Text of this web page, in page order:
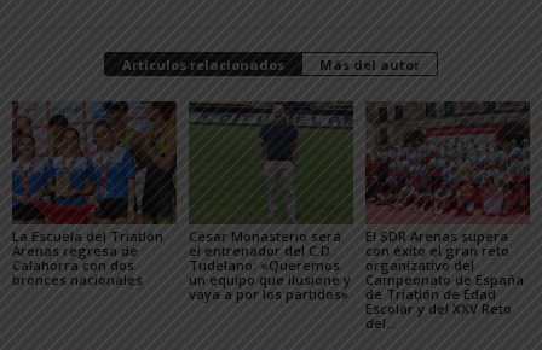
Artículos relacionados Más del autor
La Escuela del Triatlón
Arenas regresa de
Calahorra con dos
bronces nacionales
César Monasterio será
el entrenador del C.D.
Tudelano: «Queremos
un equipo que ilusione y
vaya a por los partidos»
El SDR Arenas supera
con éxito el gran reto
organizativo del
Campeonato de España
de Triatlón de Edad
Escolar y del XXV Reto
del...